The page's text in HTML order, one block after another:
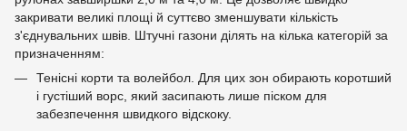
закривати великі площі й суттєво зменшувати кількість
з'єднувальних швів. Штучні газони ділять на кілька категорій за
призначенням:
Тенісні корти та волейбол. Для цих зон обирають коротший
і густіший ворс, який засипають лише піском для
забезпечення швидкого відскоку.